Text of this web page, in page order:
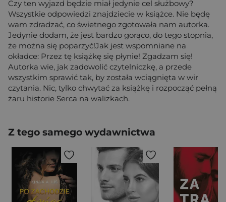
Czy ten wyjazd będzie miał jedynie cel służbowy?
Wszystkie odpowiedzi znajdziecie w książce. Nie będę
wam zdradzać, co świetnego zgotowała nam autorka.
Jedynie dodam, że jest bardzo gorąco, do tego stopnia,
że można się poparzyć!Jak jest wspomniane na
okładce: Przez tę książkę się płynie! Zgadzam się!
Autorka wie, jak zadowolić czytelniczkę, a przede
wszystkim sprawić tak, by została wciągnięta w wir
czytania. Nic, tylko chwytać za książkę i rozpocząć pełną
żaru historie Serca na walizkach.
Z tego samego wydawnictwa